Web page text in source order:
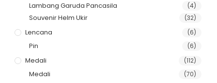
Lambang Garuda Pancasila (4)
Souvenir Helm Ukir (32)
Lencana (6)
Pin (6)
Medali (112)
Medali (70)